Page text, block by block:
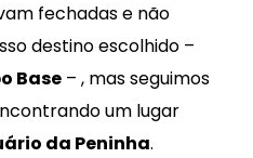
fechadas e não
destino escolhido –
Base – , mas seguimos
um lugar
da Peninha.